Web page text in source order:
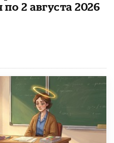
2 августа 2026